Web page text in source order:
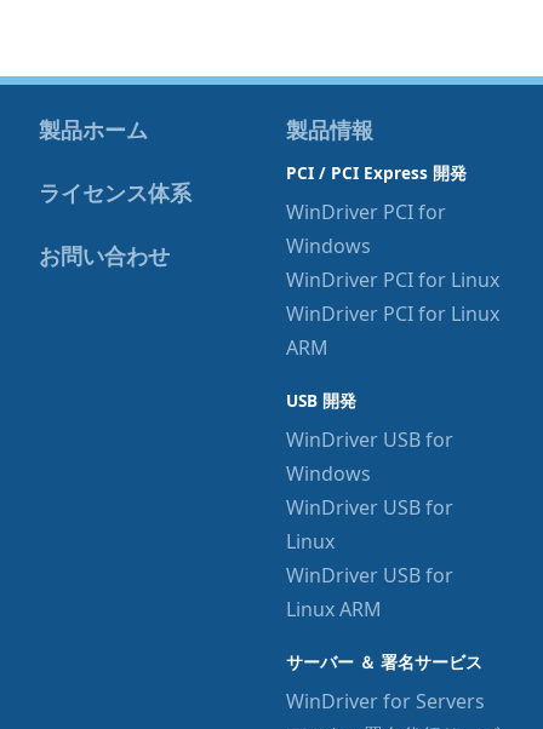
製品ホーム
ライセンス体系
お問い合わせ
製品情報
PCI / PCI Express 開発
WinDriver PCI for
Windows
WinDriver PCI for Linux
WinDriver PCI for Linux
ARM
USB 開発
WinDriver USB for
Windows
WinDriver USB for
Linux
WinDriver USB for
Linux ARM
サーバー ＆ 署名サービス
WinDriver for Servers